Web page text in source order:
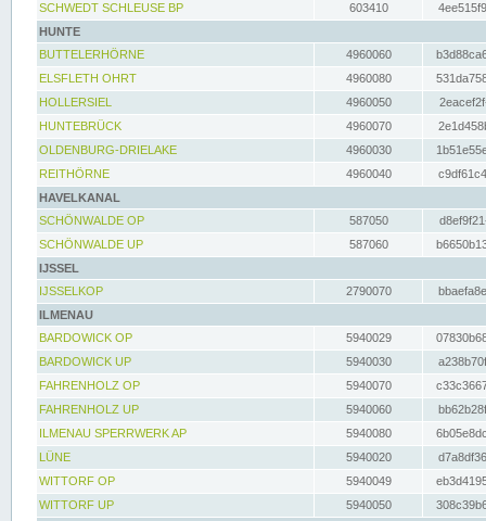
SCHWEDT SCHLEUSE BP
603410
HUNTE
BUTTELERHÖRNE
4960060
ELSFLETH OHRT
4960080
HOLLERSIEL
4960050
HUNTEBRÜCK
4960070
OLDENBURG-DRIELAKE
4960030
REITHÖRNE
4960040
HAVELKANAL
SCHÖNWALDE OP
587050
SCHÖNWALDE UP
587060
IJSSEL
IJSSELKOP
2790070
ILMENAU
BARDOWICK OP
5940029
BARDOWICK UP
5940030
FAHRENHOLZ OP
5940070
FAHRENHOLZ UP
5940060
ILMENAU SPERRWERK AP
5940080
LÜNE
5940020
WITTORF OP
5940049
WITTORF UP
5940050